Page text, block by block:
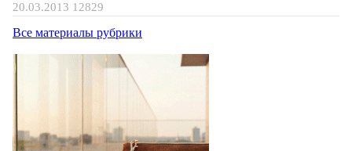
20.03.2013 12829
Все материалы рубрики